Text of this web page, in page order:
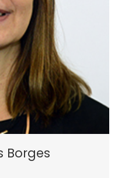
Borges